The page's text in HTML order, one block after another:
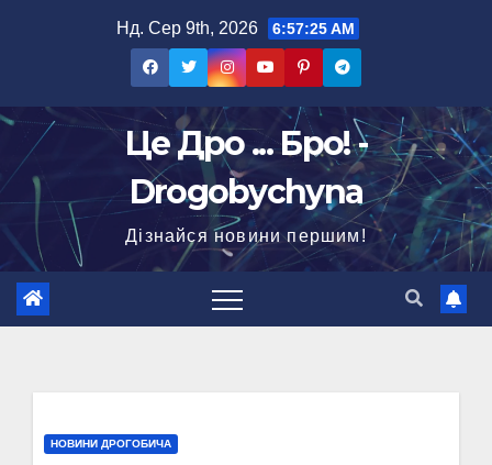
Нд. Сер 9th, 2026 6:57:26 AM
Це Дро ... Бро! -
Drogobychyna
Дізнайся новини першим!
НОВИНИ ДРОГОБИЧА